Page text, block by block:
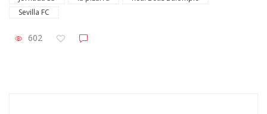
Sevilla FC
602